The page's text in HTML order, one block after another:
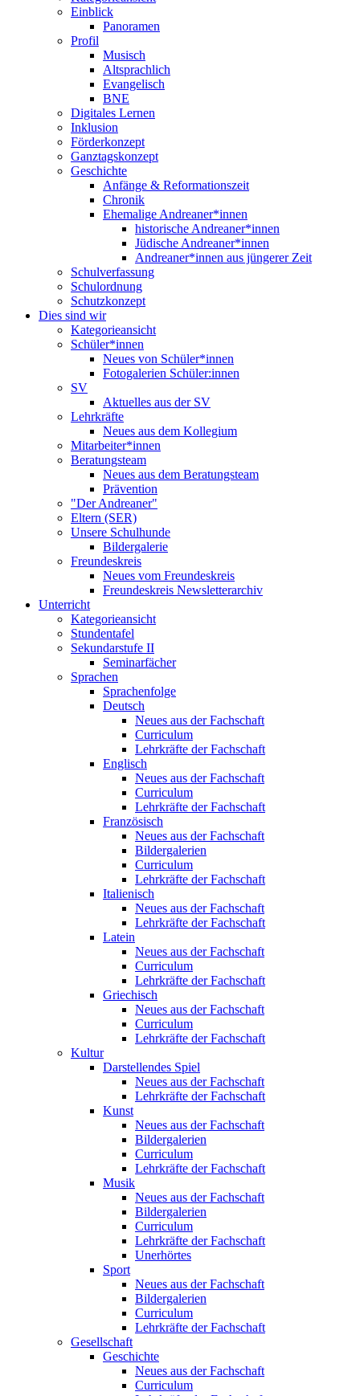
Einblick
Panoramen
Profil
Musisch
Altsprachlich
Evangelisch
BNE
Digitales Lernen
Inklusion
Förderkonzept
Ganztagskonzept
Geschichte
Anfänge & Reformationszeit
Chronik
Ehemalige Andreaner*innen
historische Andreaner*innen
Jüdische Andreaner*innen
Andreaner*innen aus jüngerer Zeit
Schulverfassung
Schulordnung
Schutzkonzept
Dies sind wir
Kategorieansicht
Schüler*innen
Neues von Schüler*innen
Fotogalerien Schüler:innen
SV
Aktuelles aus der SV
Lehrkräfte
Neues aus dem Kollegium
Mitarbeiter*innen
Beratungsteam
Neues aus dem Beratungsteam
Prävention
"Der Andreaner"
Eltern (SER)
Unsere Schulhunde
Bildergalerie
Freundeskreis
Neues vom Freundeskreis
Freundeskreis Newsletterarchiv
Unterricht
Kategorieansicht
Stundentafel
Sekundarstufe II
Seminarfächer
Sprachen
Sprachenfolge
Deutsch
Neues aus der Fachschaft
Curriculum
Lehrkräfte der Fachschaft
Englisch
Neues aus der Fachschaft
Curriculum
Lehrkräfte der Fachschaft
Französisch
Neues aus der Fachschaft
Bildergalerien
Curriculum
Lehrkräfte der Fachschaft
Italienisch
Neues aus der Fachschaft
Lehrkräfte der Fachschaft
Latein
Neues aus der Fachschaft
Curriculum
Lehrkräfte der Fachschaft
Griechisch
Neues aus der Fachschaft
Curriculum
Lehrkräfte der Fachschaft
Kultur
Darstellendes Spiel
Neues aus der Fachschaft
Lehrkräfte der Fachschaft
Kunst
Neues aus der Fachschaft
Bildergalerien
Curriculum
Lehrkräfte der Fachschaft
Musik
Neues aus der Fachschaft
Bildergalerien
Curriculum
Lehrkräfte der Fachschaft
Unerhörtes
Sport
Neues aus der Fachschaft
Bildergalerien
Curriculum
Lehrkräfte der Fachschaft
Gesellschaft
Geschichte
Neues aus der Fachschaft
Curriculum